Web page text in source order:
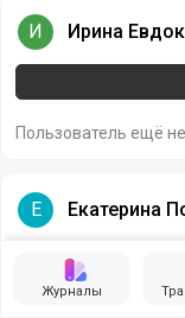
Журналы
Ирина
И Ирина
Пользователь ещё
Екатерина
Е Екатерина